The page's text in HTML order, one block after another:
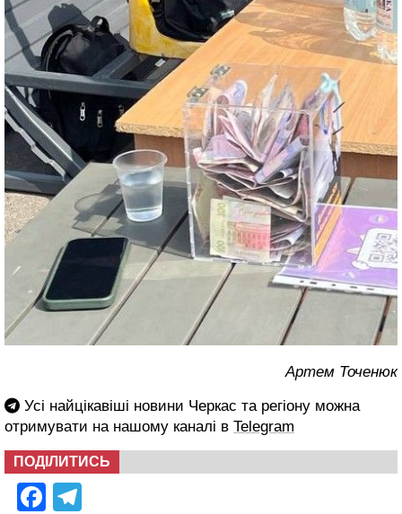
Артем Точенюк
Усі найцікавіші новини Черкас та регіону можна
отримувати на нашому каналі в Telegram
ПОДІЛИТИСЬ
Facebook